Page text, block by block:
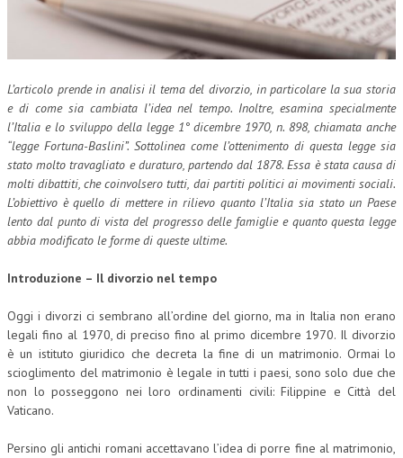
CORSI CE.S.E.D.
ARCHIVIO CORSI 2015
DIVENTA SOCIO
BROCHURE CE.S.E.D.
LA RIVISTA
LA RIVISTA
COMITATO SCIENTIFICO
PEER REVIEW
CODICE ETICO
AUTORI
L’articolo prende in analisi il tema del divorzio, in particolare la sua storia
e di come sia cambiata l’idea nel tempo. Inoltre, esamina specialmente
l’Italia e lo sviluppo della legge 1° dicembre 1970, n. 898, chiamata anche
“legge Fortuna-Baslini”. Sottolinea come l’ottenimento di questa legge sia
stato molto travagliato e duraturo, partendo dal 1878. Essa è stata causa di
molti dibattiti, che coinvolsero tutti, dai partiti politici ai movimenti sociali.
L’obiettivo è quello di mettere in rilievo quanto l’Italia sia stato un Paese
lento dal punto di vista del progresso delle famiglie e quanto questa legge
abbia modificato le forme di queste ultime.
Introduzione – Il divorzio nel tempo
Oggi i divorzi ci sembrano all’ordine del giorno, ma in Italia non erano
legali fino al 1970, di preciso fino al primo dicembre 1970. Il divorzio
è un istituto giuridico che decreta la fine di un matrimonio. Ormai lo
scioglimento del matrimonio è legale in tutti i paesi, sono solo due che
non lo posseggono nei loro ordinamenti civili: Filippine e Città del
Vaticano.
Persino gli antichi romani accettavano l’idea di porre fine al matrimonio,